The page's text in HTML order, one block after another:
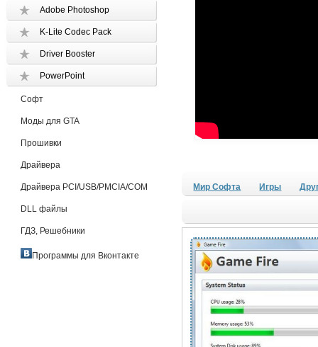
Adobe Photoshop
K-Lite Codec Pack
Driver Booster
PowerPoint
Софт
Моды для GTA
Прошивки
Драйвера
Драйвера PCI/USB/PMCIA/COM
DLL файлы
ГДЗ, Решебники
Программы для Вконтакте
Мир Софта Игры